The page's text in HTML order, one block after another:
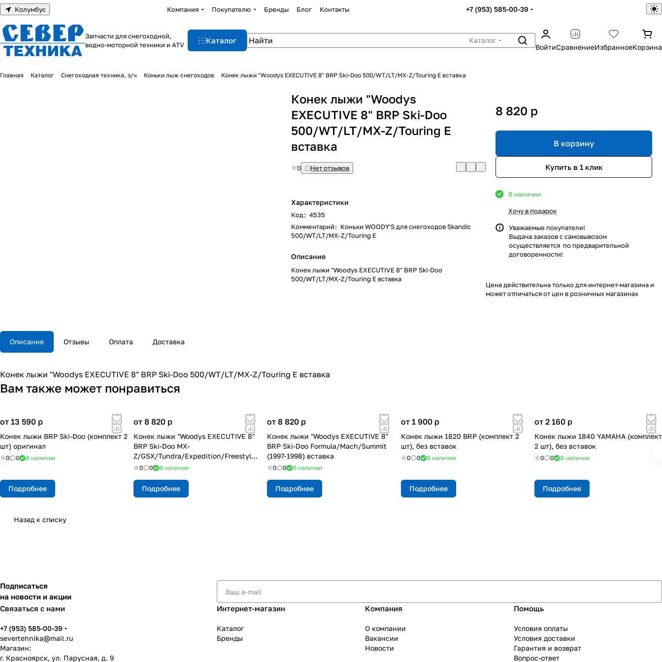
Колумбус Компания Покупателю Бренды Блог Контакты +7 (953) 585-00-39
Запчасти для снегоходной,
водно-моторной техники и ATV
Каталог
Каталог
ВойтиСравнениеИзбранноеКорзина
Главная Каталог Снегоходная техника, з/ч Коньки лыж снегоходов Конек лыжи "Woodys EXECUTIVE 8" BRP Ski-Doo 500/WT/LT/MX-Z/Touring E вставка
Конек лыжи "Woodys
EXECUTIVE 8" BRP Ski-Doo
500/WT/LT/MX-Z/Touring E
вставка
0 Нет отзывов
Характеристики
Код: 4535
Комментарий: Коньки WOODY'S для снегоходов Skandic
500/WT/LT/MX-Z/Touring E
Описание
Конек лыжи "Woodys EXECUTIVE 8" BRP Ski-Doo
500/WT/LT/MX-Z/Touring E вставка
8 820 p
В корзину
Купить в 1 клик
В наличии
Хочу в подарок
Уважаемые покупатели!
Выдача заказов с самовывозом
осуществляется по предварительной
договоренности!
Цена действительна только для интернет-магазина и
может отличаться от цен в розничных магазинах
Описание Отзывы Оплата Доставка
Конек лыжи "Woodys EXECUTIVE 8" BRP Ski-Doo 500/WT/LT/MX-Z/Touring E вставка
Вам также может понравиться
от 13 590 p
Конек лыжи BRP Ski-Doo (комплект 2
шт) оригинал
0 0 В наличии
Подробнее
от 8 820 p
Конек лыжи "Woodys EXECUTIVE 8"
BRP Ski-Doo MX-
Z/GSX/Tundra/Expedition/Freestyle
(2003-2012) вставка
0 0 В наличии
Подробнее
от 8 820 p
Конек лыжи "Woodys EXECUTIVE 8"
BRP Ski-Doo Formula/Mach/Summit
(1997-1998) вставка
0 0 В наличии
Подробнее
от 1 900 p
Конек лыжи 1820 BRP (комплект 2
шт), без вставок
0 0 В наличии
Подробнее
от 2 160 p
Конек лыжи 1840 YAMAHA (комплект
2 шт), без вставок
0 0 В наличии
Подробнее
Назад к списку
Подписаться
на новости и акции
Связаться с нами
+7 (953) 585-00-39
severtehnika@mail.ru
Магазин:
г. Красноярск, ул. Парусная, д. 9
Интернет-магазин
Каталог
Бренды
Компания
О компании
Вакансии
Новости
Помощь
Условия оплаты
Условия доставки
Гарантия и возврат
Вопрос-ответ